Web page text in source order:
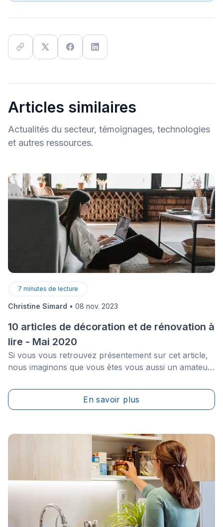
Articles similaires
Actualités du secteur, témoignages, technologies
et autres ressources.
7 minutes de lecture
Christine Simard • 08 nov. 2023
10 articles de décoration et de rénovation à
lire - Mai 2020
Si vous vous retrouvez présentement sur cet article,
nous imaginons que vous êtes vous aussi un amateur
partageons cette passion avec vous et avons pensé
qu'il serait intéressant de créer un article mensuel où
En savoir plus